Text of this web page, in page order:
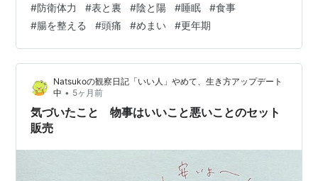
いかな？と思うのですが。 ❝体力をつける❝と聞くと、と
あなたはどんなことを想像しますか？ 今でこそウォーキ
ングやストレッチ、ヨガなど激しいタイプのものでなく
ても運動と認識されていますけど、筋トレやランニング
などのスポーツ全般、登山など体を動かすものが定番で
すよね(#^^#) これらはいわゆる一般的…
#防衛体力 #表と裏 #陰と陽 #睡眠 #食事
#腸を整える #頭痛 #めまい #更年期
Natsukoの観察日記「いい人」やめて、生き方アップデート
中 • 5ヶ月前
気づいたこと 物事はいいこと悪いことのセット
販売